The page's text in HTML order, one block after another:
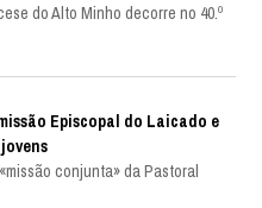
do Alto Minho decorre no 40.º
Episcopal do Laicado e
conjunta» da Pastoral